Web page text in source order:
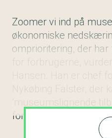
Zoomer vi ind på
økonomiske
omprioritering, der
forsket i kultur- og